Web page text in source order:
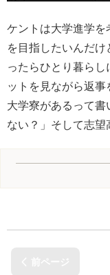
ケントは大学進学を
を目指したいんだ
ったらひとり暮ら
ットを見ながら返
大学寮があるって
ない？」そして志